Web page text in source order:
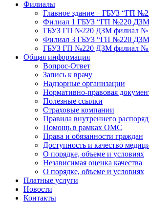
Филиалы
Главное здание – ГБУЗ “ГП
Филиал 1 ГБУЗ “ГП №220
ГБУЗ ГП №220 ДЗМ филиал №
Филиал 3 ГБУЗ “ГП №220
ГБУЗ ГП №220 ДЗМ филиал №
Общая информация
Вопрос-Ответ
Запись к врачу
Надзорные организации
Нормативно-правовая
Полезные ссылки
Страховые компании
Правила внутреннего
Помощь в рамках ОМС
Права и обязанности граждан
Доступность и качество
О порядке, объеме и условиях
Независимая оценка качества
О порядке, объеме и условиях
Платные услуги
Новости
Контакты